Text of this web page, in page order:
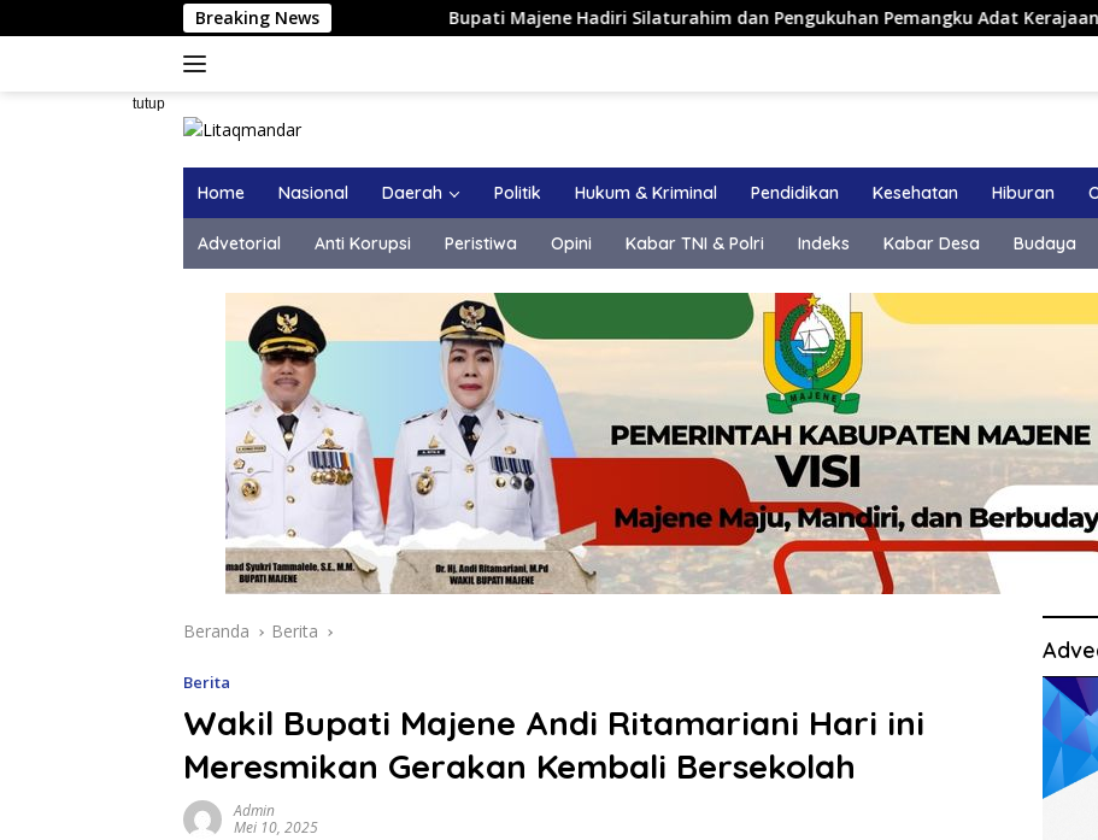
ke
Breaking News Bupati Majene Hadiri Silaturahim dan Pengukuhan Pemangku Adat Kerajaan Balanipa di
tutup
Home Nasional Daerah Politik Hukum & Kriminal Pendidikan Kesehatan Hiburan
Advetorial Anti Korupsi Peristiwa Opini Kabar TNI & Polri Indeks Kabar Desa Budaya
Beranda Berita
Berita
Wakil Bupati Majene Andi Ritamariani Hari ini
Meresmikan Gerakan Kembali Bersekolah
Admin
Mei 10, 2025